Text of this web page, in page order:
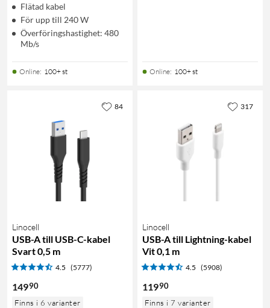
Flätad kabel
För upp till 240 W
Överföringshastighet: 480
Mb/s
Online: 100+ st Online: 100+ st
Linocell
USB-A till USB-C-kabel
Svart 0,5 m
4.5 (5777)
14990
Finns i 6 varianter
84
Linocell
USB-A till Lightning-kabel
Vit 0,1 m
4.5 (5908)
11990
Finns i 7 varianter
317